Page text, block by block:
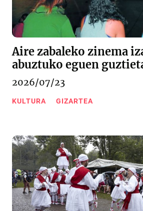
Aire zabaleko zinema
abuztuko eguen
2026/07/23
KULTURA GIZARTEA